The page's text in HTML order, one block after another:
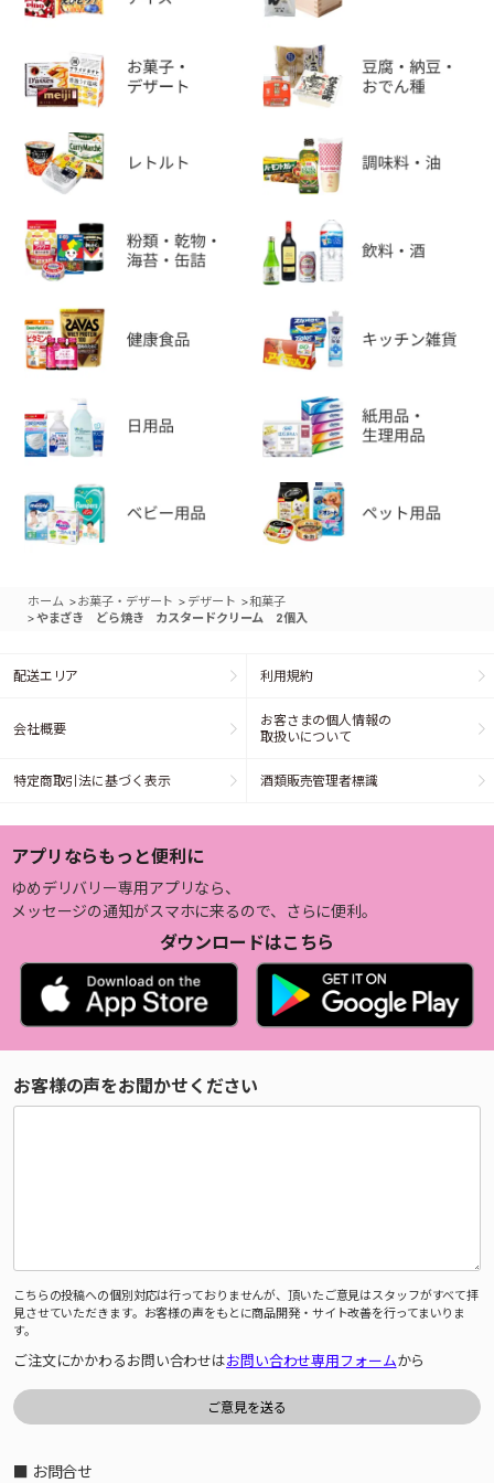
ホーム >お菓子・デザート > デザート >和菓子
>やまざき どら焼き カスタードクリーム 2個入
配送エリア 利用規約
会社概要
お客さまの個人情報の
取扱いについて
特定商取引法に基づく表示 酒類販売管理者標識
アプリならもっと便利に
ゆめデリバリー専用アプリなら、
メッセージの通知がスマホに来るので、さらに便利。
ダウンロードはこちら
お客様の声をお聞かせください
こちらの投稿への個別対応は行っておりませんが、頂いたご意見はスタッフがすべて拝
見させていただきます。お客様の声をもとに商品開発・サイト改善を行ってまいりま
す。
ご注文にかかわるお問い合わせはお問い合わせ専用フォームから
■ お問合せ